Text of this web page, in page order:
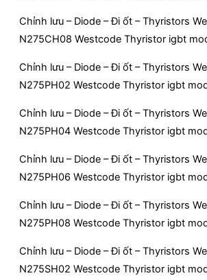
Chỉnh lưu – Diode – Đi ốt – Thyristors
N275CH08 Westcode Thyristor igbt
Chỉnh lưu – Diode – Đi ốt – Thyristors
N275PH02 Westcode Thyristor igbt
Chỉnh lưu – Diode – Đi ốt – Thyristors
N275PH04 Westcode Thyristor igbt
Chỉnh lưu – Diode – Đi ốt – Thyristors
N275PH06 Westcode Thyristor igbt
Chỉnh lưu – Diode – Đi ốt – Thyristors
N275PH08 Westcode Thyristor igbt
Chỉnh lưu – Diode – Đi ốt – Thyristors
N275SH02 Westcode Thyristor igbt